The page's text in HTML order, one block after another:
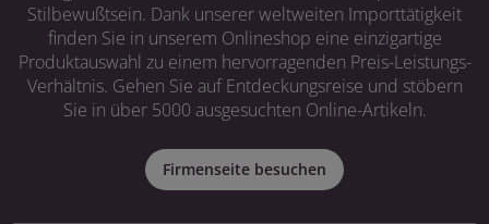
Stilbewußtsein. Dank unserer weltweiten Importtätigkeit
finden Sie in unserem Onlineshop eine einzigartige
Produktauswahl zu einem hervorragenden Preis-Leistungs-
Verhältnis. Gehen Sie auf Entdeckungsreise und stöbern
Sie in über 5000 ausgesuchten Online-Artikeln.
Firmenseite besuchen